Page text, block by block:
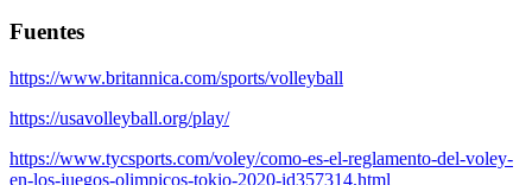
Fuentes
https://www.britannica.com/sports/volleyball
https://usavolleyball.org/play/
https://www.tycsports.com/voley/como-es-el-reglamento-del-voley-
en-los-juegos-olimpicos-tokio-2020-id357314.html